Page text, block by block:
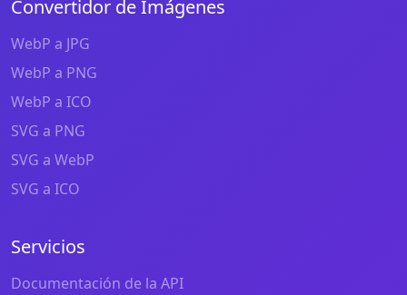
Convertidor de Imágenes
WebP a JPG
WebP a PNG
WebP a ICO
SVG a PNG
SVG a WebP
SVG a ICO
Servicios
Documentación de la API